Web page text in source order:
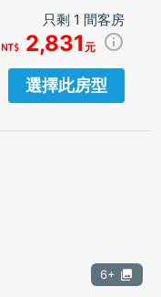
只剩 1 間客房
2,831 元
選擇此房型
6+